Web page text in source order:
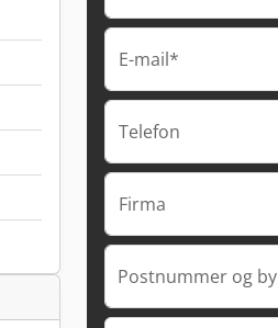
E-mail*
Telefon
Firma
Postnummer og by